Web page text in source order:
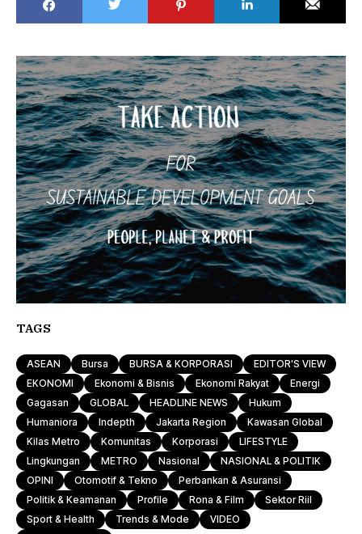
TAGS
ASEAN Bursa BURSA & KORPORASI
EDITOR'S VIEW
EKONOMI
Ekonomi & Bisnis Ekonomi Rakyat
Energi
Gagasan
GLOBAL HEADLINE NEWS
Hukum
Humaniora
Indepth Jakarta Region
Kawasan Global
Kilas Metro
Komunitas Korporasi
LIFESTYLE
Lingkungan
METRO Nasional
NASIONAL & POLITIK
OPINI
Otomotif & Tekno
Perbankan & Asuransi
Politik & Keamanan
Profile Rona & Film
Sektor Riil
Sport & Health
Trends & Mode
VIDEO